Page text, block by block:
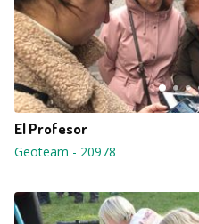
El Profesor
Geoteam - 20978